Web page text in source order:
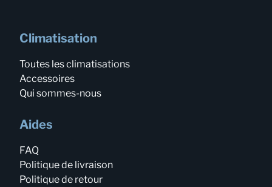
Climatisation
Toutes les climatisations
Accessoires
Qui sommes-nous
Aides
FAQ
Politique de livraison
Politique de retour